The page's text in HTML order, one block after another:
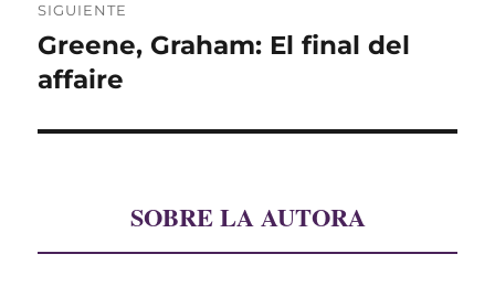
SIGUIENTE
Entrada
siguiente:
Greene, Graham: El final del
affaire
SOBRE LA AUTORA